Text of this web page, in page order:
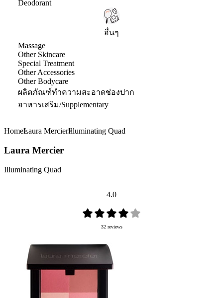
Deodorant
อื่นๆ
Massage
Other Skincare
Special Treatment
Other Accessories
Other Bodycare
ผลิตภัณฑ์ทำความสะอาดช่องปาก
อาหารเสริม/Supplementary
HomeLaura MercierIlluminating Quad
Laura Mercier
Illuminating Quad
4.0
32 reviews